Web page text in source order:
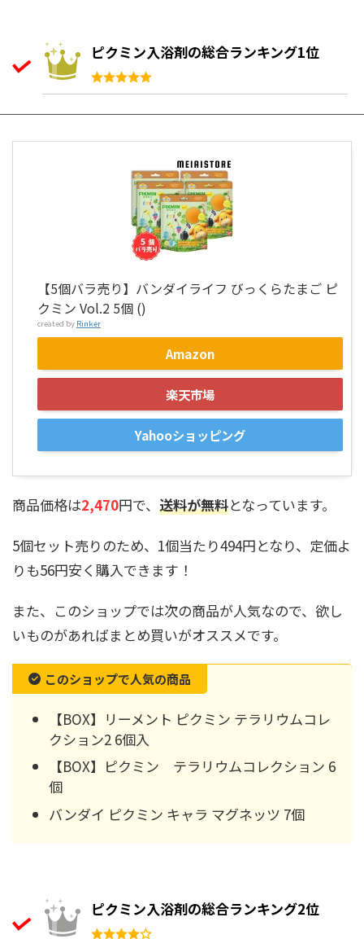
ピクミン入浴剤の総合ランキング1位
【5個バラ売り】バンダイライフ びっくらたまご ピ
クミン Vol.2 5個 ()
created by Rinker
Amazon
楽天市場
Yahooショッピング
商品価格は2,470円で、 送料が無料となっています。
5個セット売りのため、1個当たり494円となり、定価よ
りも56円安く購入できます！
また、このショップでは次の商品が人気なので、欲し
いものがあればまとめ買いがオススメです。
このショップで人気の商品
【BOX】リーメント ピクミン テラリウムコレ
クション2 6個入
【BOX】ピクミン テラリウムコレクション 6
個
バンダイ ピクミン キャラ マグネッツ 7個
ピクミン入浴剤の総合ランキング2位